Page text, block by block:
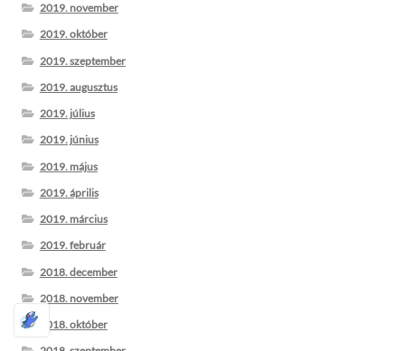
2019. november
2019. október
2019. szeptember
2019. augusztus
2019. július
2019. június
2019. május
2019. április
2019. március
2019. február
2018. december
2018. november
2018. október